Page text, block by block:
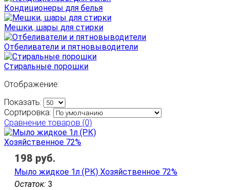
Кондиционеры для белья
Мешки, шары для стирки
Отбеливатели и пятновыводители
Стиральные порошки
Отображение:
Показать:
Сортировка:
Сравнение товаров (0)
Остаток: 3
Мыло жидкое 1л (РК) Хозяйственное 72%
198 руб.